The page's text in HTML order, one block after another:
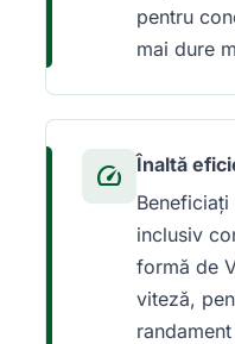
pentru
mai dure
speed
Înaltă
inclusiv
formă de
viteză,